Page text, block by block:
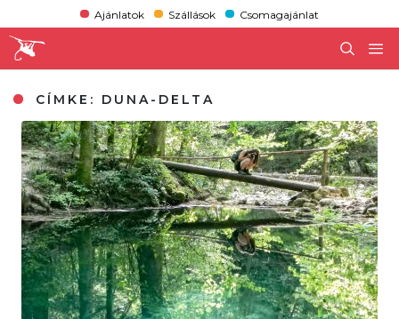
Ajánlatok Szállások Csomagajánlat
CÍMKE: DUNA-DELTA